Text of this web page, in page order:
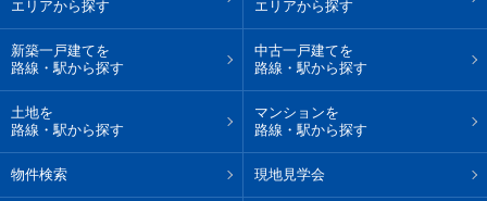
エリアから探す
エリアから探す
新築一戸建てを
路線・駅から探す
中古一戸建てを
路線・駅から探す
土地を
路線・駅から探す
マンションを
路線・駅から探す
物件検索 現地見学会